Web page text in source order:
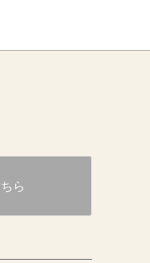
ら